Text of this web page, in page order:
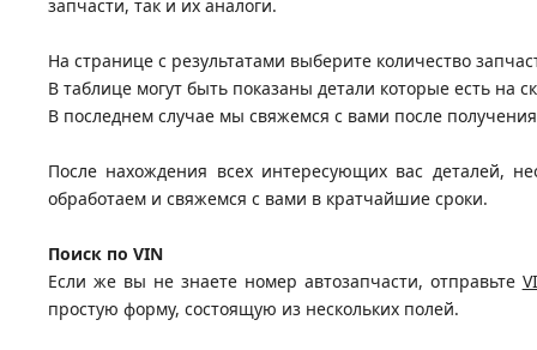
запчасти, так и их аналоги.
На странице с результатами выберите количество
В таблице могут быть показаны детали которые есть на
В последнем случае мы свяжемся с вами после
После нахождения всех интересующих вас деталей,
обработаем и свяжемся с вами в кратчайшие сроки.
Поиск по VIN
Если же вы не знаете номер автозапчасти, отправьте
простую форму, состоящую из нескольких полей.